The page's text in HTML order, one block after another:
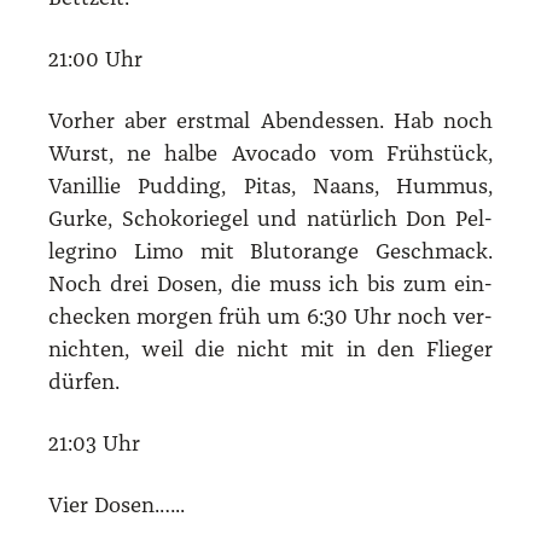
21:00 Uhr
Vor­her aber erst­mal Abend­essen. Hab noch
Wurst, ne hal­be Avo­ca­do vom Früh­stück,
Vanil­lie Pud­ding, Pitas, Naans, Hum­mus,
Gur­ke, Scho­ko­rie­gel und natür­lich Don Pel­
le­gri­no Limo mit Blut­oran­ge Geschmack.
Noch drei Dosen, die muss ich bis zum ein­
che­cken mor­gen früh um 6:30 Uhr noch ver­
nich­ten, weil die nicht mit in den Flie­ger
dür­fen.
21:03 Uhr
Vier Dosen.…..